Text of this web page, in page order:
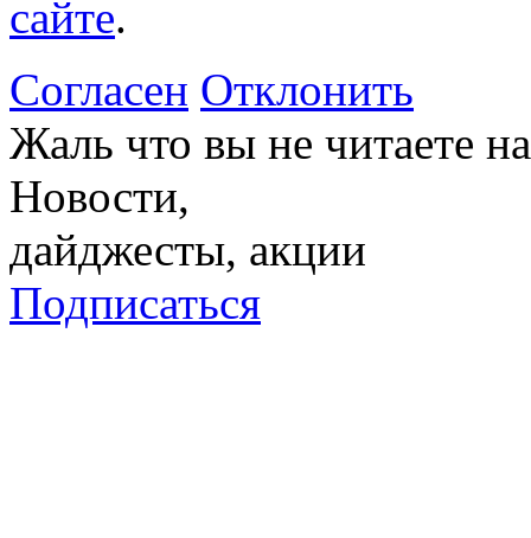
сайте.
Согласен Отклонить
Жаль что вы не читаете
Новости,
дайджесты, акции
Подписаться